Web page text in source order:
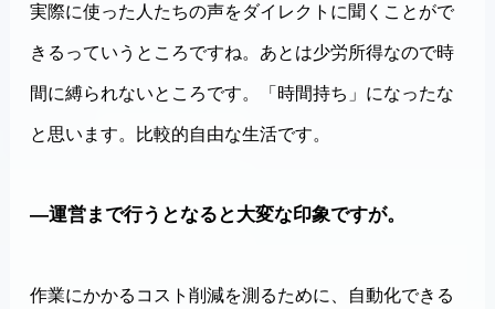
実際に使った人たちの声をダイレクトに聞くことがで
きるっていうところですね。あとは少労所得なので時
間に縛られないところです。「時間持ち」になったな
と思います。比較的自由な生活です。
―運営まで行うとなると大変な印象ですが。
作業にかかるコスト削減を測るために、自動化できる